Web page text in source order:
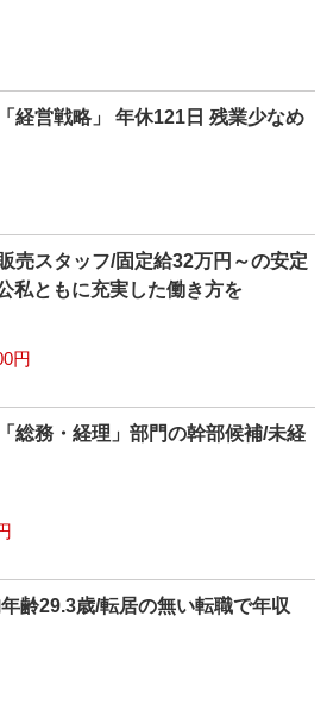
経営戦略」 年休121日 残業少なめ
売スタッフ/固定給32万円～の安定
私ともに充実した働き方を
円
総務・経理」部門の幹部候補/未経
齢29.3歳/転居の無い転職で年収